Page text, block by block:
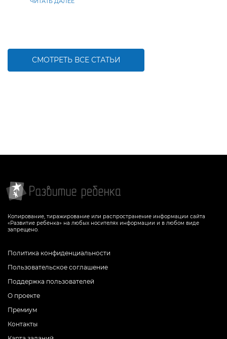
СМОТРЕТЬ ВСЕ СТАТЬИ
Копирование, тиражирование или распространение информации сайта
«Развитие ребенка» на любых носителях информации и в любом виде
запрещено.
Политика конфиденциальности
Пользовательское соглашение
Поддержка пользователей
О проекте
Премиум
Контакты